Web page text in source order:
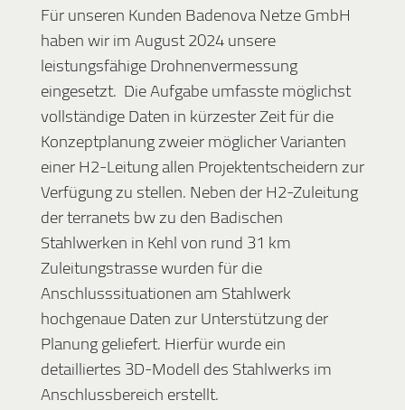
Für unseren Kunden Badenova Netze GmbH
haben wir im August 2024 unsere
leistungsfähige Drohnenvermessung
eingesetzt. Die Aufgabe umfasste möglichst
vollständige Daten in kürzester Zeit für die
Konzeptplanung zweier möglicher Varianten
einer H2-Leitung allen Projektentscheidern zur
Verfügung zu stellen. Neben der H2-Zuleitung
der terranets bw zu den Badischen
Stahlwerken in Kehl von rund 31 km
Zuleitungstrasse wurden für die
Anschlusssituationen am Stahlwerk
hochgenaue Daten zur Unterstützung der
Planung geliefert. Hierfür wurde ein
detailliertes 3D-Modell des Stahlwerks im
Anschlussbereich erstellt.